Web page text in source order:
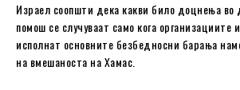
Израел соопшти дека какви било доцнења во
помош се случуваат само кога организациите
исполнат основните безбедносни барања
на вмешаноста на Хамас.